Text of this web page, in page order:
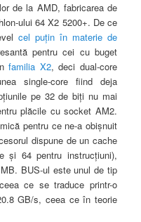
de la AMD, fabricarea de
ului 64 X2 5200+. De ce
cel puţin în materie de
pentru cei cu buget
familia X2, deci dual-core
single-core fiind deja
pe 32 de biţi nu mai
plăcile cu socket AM2.
pentru ce ne-a obişnuit
dispune de un cache
şi 64 pentru instrucţiuni),
BUS-ul este unul de tip
ce se traduce printr-o
GB/s, ceea ce în teorie